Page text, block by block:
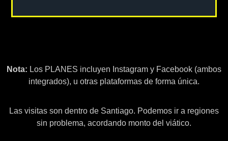
Nota: Los PLANES incluyen Instagram y Facebook (ambos
integrados), u otras plataformas de forma única.
Las visitas son dentro de Santiago. Podemos ir a regiones
sin problema, acordando monto del viático.